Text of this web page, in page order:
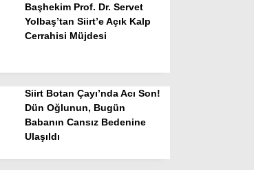
Başhekim Prof. Dr. Servet
Yolbaş’tan Siirt’e Açık Kalp
Cerrahisi Müjdesi
Siirt Botan Çayı’nda Acı Son!
Dün Oğlunun, Bugün
Babanın Cansız Bedenine
Ulaşıldı